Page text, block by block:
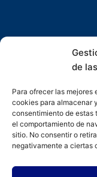
de
Para ofrecer las
cookies para almacenar
consentimiento de estas
el comportamiento de
sitio. No consentir o
negativamente a ciertas
F
a
c
e
b
o